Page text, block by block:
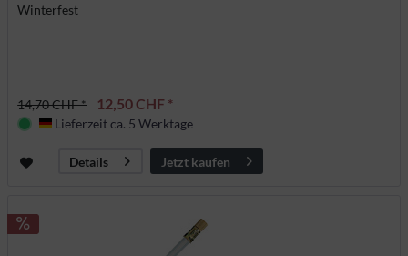
Winterfest
14,70 CHF * 12,50 CHF *
Deutschland
Lieferzeit ca. 5 Werktage
Details Jetzt kaufen